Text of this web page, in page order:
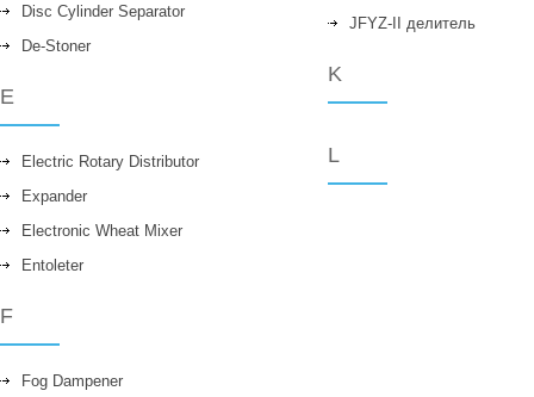
Disc Cylinder Separator
De-Stoner
E
Electric Rotary Distributor
Expander
Electronic Wheat Mixer
Entoleter
F
Fog Dampener
JFYZ-II делитель
K
L